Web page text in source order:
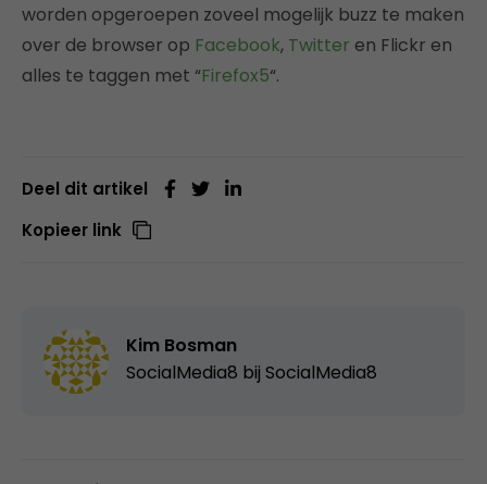
worden opgeroepen zoveel mogelijk buzz te maken
over de browser op Facebook, Twitter en Flickr en
alles te taggen met “Firefox5“.
Deel dit artikel
Kopieer link
Kim Bosman
SocialMedia8 bij SocialMedia8